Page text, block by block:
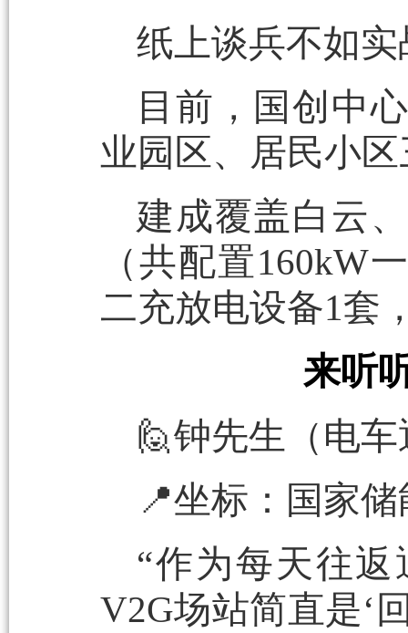
纸上谈兵不如
目前，国创中
业园区、居民小
建成覆盖白云
（共配置160kW
二充放电设备1套
来听
🙋‍钟先生（电
📍坐标：国家
“作为每天往
V2G场站简直是‘